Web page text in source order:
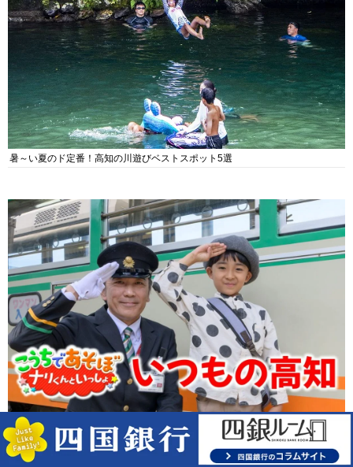
暑～い夏のド定番！高知の川遊びベストスポット5選
【動画あり】 高知で遊ぼ！小4ナリくんのいつものおでかけ｜日曜市に水族館